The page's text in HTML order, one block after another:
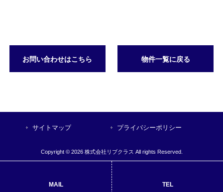
お問い合わせはこちら 物件一覧に戻る
サイトマップ プライバシーポリシー
Copyright © 2026 株式会社リブクラス All rights Reserved.
MAIL TEL